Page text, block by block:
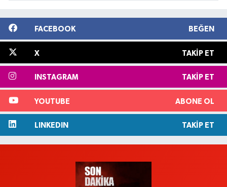
FACEBOOK BEĞEN
X TAKIP ET
INSTAGRAM TAKIP ET
YOUTUBE ABONE OL
LINKEDIN TAKIP ET